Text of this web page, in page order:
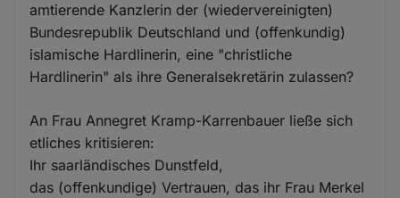
amtierende Kanzlerin der (wiedervereinigten)
Bundesrepublik Deutschland und (offenkundig)
islamische Hardlinerin, eine "christliche
Hardlinerin" als ihre Generalsekretärin zulassen?
An Frau Annegret Kramp-Karrenbauer ließe sich
etliches kritisieren:
Ihr saarländisches Dunstfeld,
das (offenkundige) Vertrauen, das ihr Frau Merkel